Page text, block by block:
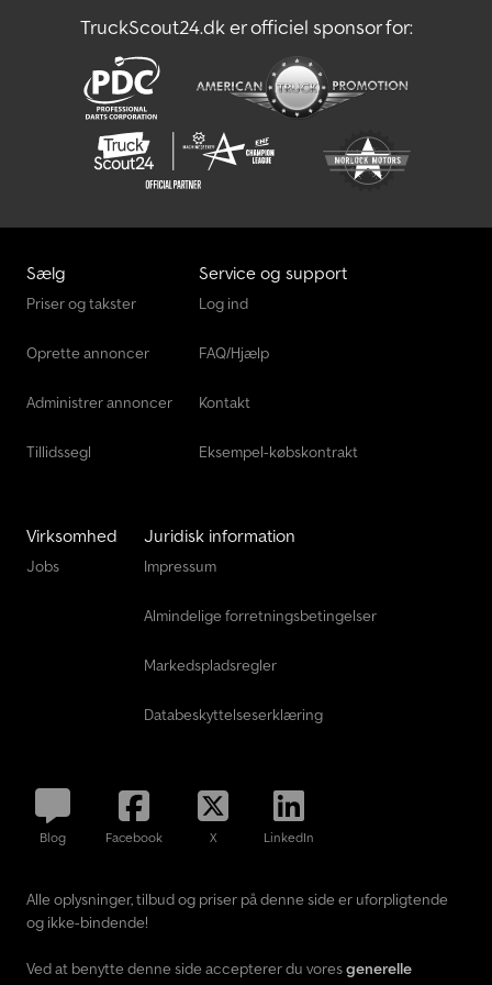
TruckScout24.dk er officiel sponsor for:
Sælg
Priser og takster
Oprette annoncer
Administrer annoncer
Tillidssegl
Service og support
Log ind
FAQ/Hjælp
Kontakt
Eksempel-købskontrakt
Virksomhed
Jobs
Juridisk information
Impressum
Almindelige forretningsbetingelser
Markedspladsregler
Databeskyttelseserklæring
Blog Facebook X LinkedIn
Alle oplysninger, tilbud og priser på denne side er uforpligtende
og ikke-bindende!
Ved at benytte denne side accepterer du voresgenerelle